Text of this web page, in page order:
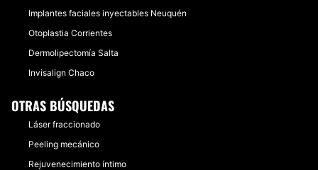
Implantes faciales inyectables Neuquén
Otoplastia Corrientes
Dermolipectomía Salta
Invisalign Chaco
OTRAS BÚSQUEDAS
Láser fraccionado
Peeling mecánico
Rejuvenecimiento íntimo